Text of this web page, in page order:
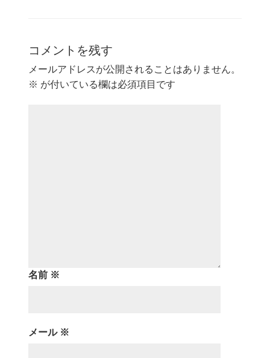
コメントを残す
メールアドレスが公開されることはありません。
※ が付いている欄は必須項目です
名前 ※
メール ※